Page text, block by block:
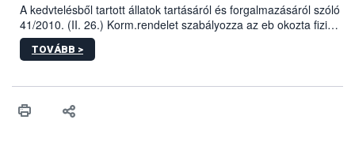
A kedvtelésből tartott állatok tartásáról és forgalmazásáról szóló
41/2010. (II. 26.) Korm.rendelet szabályozza az eb okozta fizikai
sérülés, illetve ennek veszélye keletkezésekor felmerülő
hatósági feladatokat, valamint a veszélyes eb tartását és annak
vonni az ebek viselkedésének megítélésében jártas szakértőt.
TOVÁBB >